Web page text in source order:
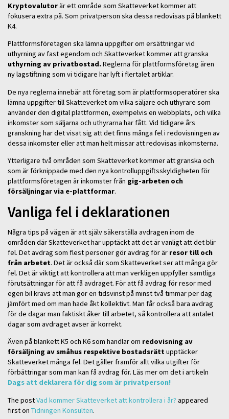
Kryptovalutorär ett område som Skatteverket kommer att
fokusera extra på. Som privatperson ska dessa redovisas på blankett
K4.
Plattformsföretagen ska lämna uppgifter om ersättningar vid
uthyrning av fast egendom och Skatteverket kommer att granska
uthyrning av privatbostad.Reglerna för plattformsföretag ären
ny lagstiftning som vi tidigare har lyft i flertalet artiklar.
De nya reglerna innebär att företag som är plattformsoperatörer ska
lämna uppgifter till Skatteverket om vilka säljare och uthyrare som
använder den digital plattformen, exempelvis en webbplats, och vilka
inkomster som säljarna och uthyrarna har fått. Vid tidigare års
granskning har det visat sig att det finns många fel i redovisningen av
dessa inkomster eller att man helt missar att redovisas inkomsterna.
Ytterligare två områden som Skatteverket kommer att granska och
som är förknippade med den nya kontrolluppgiftsskyldigheten för
plattformsföretagen är inkomster från gig-arbeten och
försäljningar via e-plattformar.
Vanliga fel i deklarationen
Några tips på vägen är att själv säkerställa avdragen inom de
områden där Skatteverket har upptäckt att det är vanligt att det blir
fel. Det avdrag som flest personer gör avdrag för är resor till och
från arbetet. Det är också där som Skatteverket ser att många gör
fel. Det är viktigt att kontrollera att man verkligen uppfyller samtliga
förutsättningar för att få avdraget. För att få avdrag för resor med
egen bil krävs att man gör en tidsvinst på minst två timmar per dag
jämfört med om man hade åkt kollektivt. Man får också bara avdrag
för de dagar man faktiskt åker till arbetet, så kontrollera att antalet
dagar som avdraget avser är korrekt.
Även på blankett K5 och K6 som handlar om redovisning av
försäljning av småhus respektive bostadsrättupptäcker
Skatteverket många fel. Det gäller framför allt vilka utgifter för
förbättringar som man kan få avdrag för. Läs mer om det i artikeln
Dags att deklarera för dig som är privatperson!
The postVad kommer Skatteverket att kontrollera i år? appeared
first on Tidningen Konsulten.